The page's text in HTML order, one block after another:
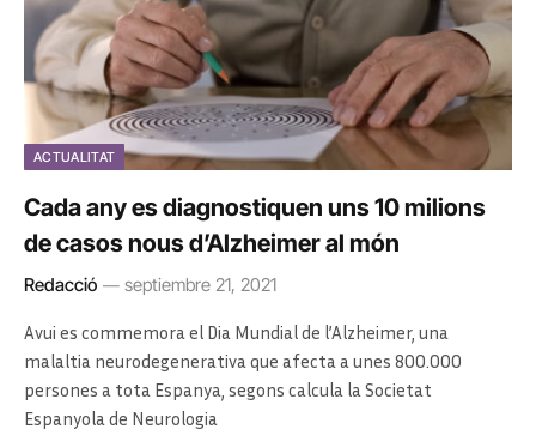
ACTUALITAT
Cada any es diagnostiquen uns 10 milions
de casos nous d’Alzheimer al món
Redacció septiembre 21, 2021
Avui es commemora el Dia Mundial de l’Alzheimer, una
malaltia neurodegenerativa que afecta a unes 800.000
persones a tota Espanya, segons calcula la Societat
Espanyola de Neurologia